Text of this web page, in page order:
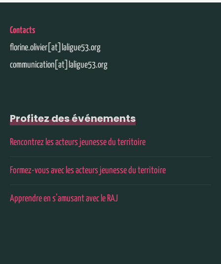
Contacts
florine.olivier[at]laligue53.org
communication[at]laligue53.org
Profitez des événements
Rencontrez les acteurs jeunesse du territoire
Formez-vous avec les acteurs jeunesse du territoire
Apprendre en s’amusant avec le RAJ